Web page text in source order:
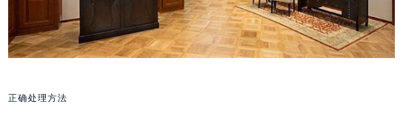
正确处理方法